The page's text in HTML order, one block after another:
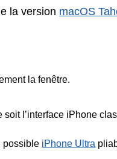
la version macOS
la fenêtre.
l’interface iPhone
possible iPhone Ultra